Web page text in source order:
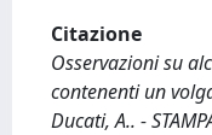
Citazione
Osservazioni su
contenenti un
Ducati, A.. -